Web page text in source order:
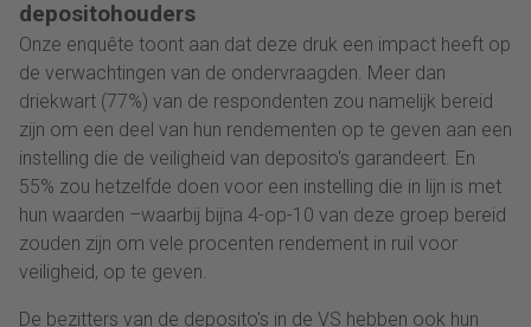
depositohouders
Onze enquête toont aan dat deze druk een impact heeft op
de verwachtingen van de ondervraagden. Meer dan
driekwart (77%) van de respondenten zou namelijk bereid
zijn om een deel van hun rendementen op te geven aan een
instelling die de veiligheid van deposito's garandeert. En
55% zou hetzelfde doen voor een instelling die in lijn is met
hun waarden –waarbij bijna 4-op-10 van deze groep bereid
zouden zijn om vele procenten rendement in ruil voor
veiligheid, op te geven.
De bezitters van de deposito's in de VS hebben ook hun